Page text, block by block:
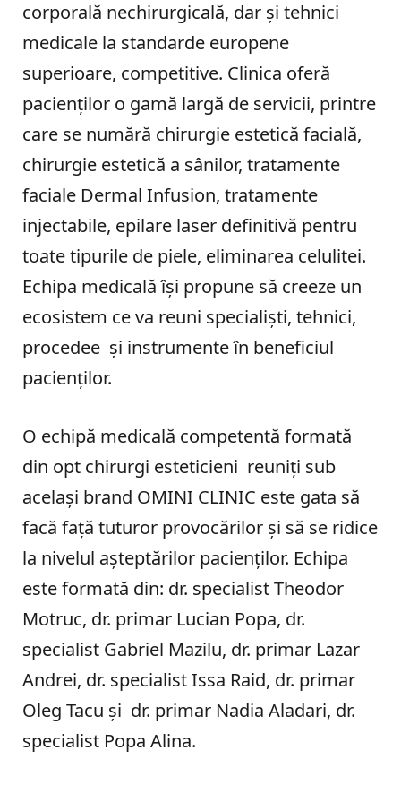
corporală nechirurgicală, dar și tehnici
medicale la standarde europene
superioare, competitive. Clinica oferă
pacienților o gamă largă de servicii, printre
care se numără chirurgie estetică facială,
chirurgie estetică a sânilor, tratamente
faciale Dermal Infusion, tratamente
injectabile, epilare laser definitivă pentru
toate tipurile de piele, eliminarea celulitei.
Echipa medicală își propune să creeze un
ecosistem ce va reuni specialiști, tehnici,
procedee și instrumente în beneficiul
pacienților.
O echipă medicală competentă formată
din opt chirurgi esteticieni reuniți sub
același brand OMINI CLINIC este gata să
facă față tuturor provocărilor și să se ridice
la nivelul așteptărilor pacienților. Echipa
este formată din: dr. specialist Theodor
Motruc, dr. primar Lucian Popa, dr.
specialist Gabriel Mazilu, dr. primar Lazar
Andrei, dr. specialist Issa Raid, dr. primar
Oleg Tacu și dr. primar Nadia Aladari, dr.
specialist Popa Alina.